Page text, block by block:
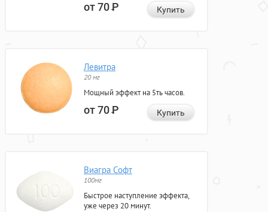
от 70Р Купить
Левитра
20 мг
Мощный эффект на 5ть часов.
от 70Р Купить
Виагра Софт
100мг
Быстрое наступление эффекта,
уже через 20 минут.